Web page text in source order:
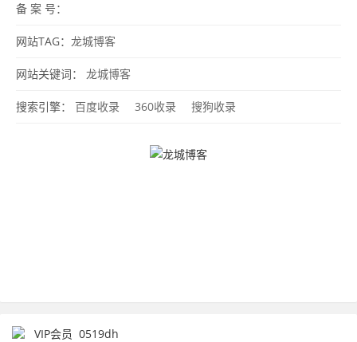
备 案 号：
网站TAG： 龙城博客
网站关键词： 龙城博客
搜索引擎： 百度收录 360收录 搜狗收录
VIP会员 0519dh